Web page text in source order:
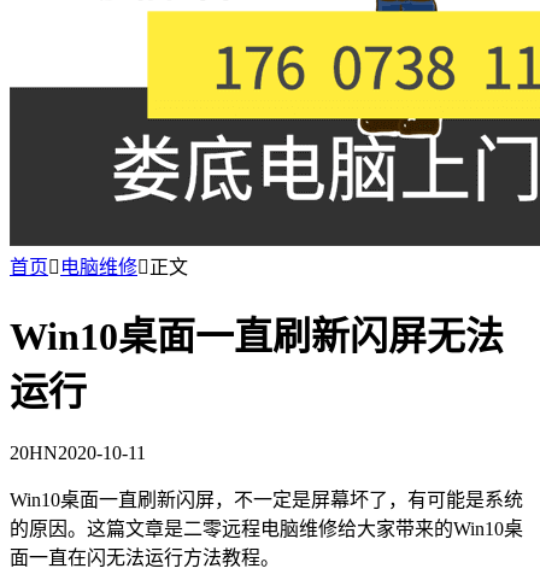
首页 电脑维修正文
Win10桌面一直刷新闪屏无法
运行
20HN2020-10-11
Win10桌面一直刷新闪屏，不一定是屏幕坏了，有可能是系统
的原因。这篇文章是二零远程电脑维修给大家带来的Win10桌
面一直在闪无法运行方法教程。